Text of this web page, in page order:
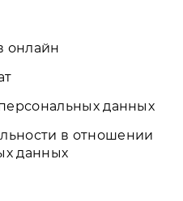
онлайн
данных
в отношении
данных